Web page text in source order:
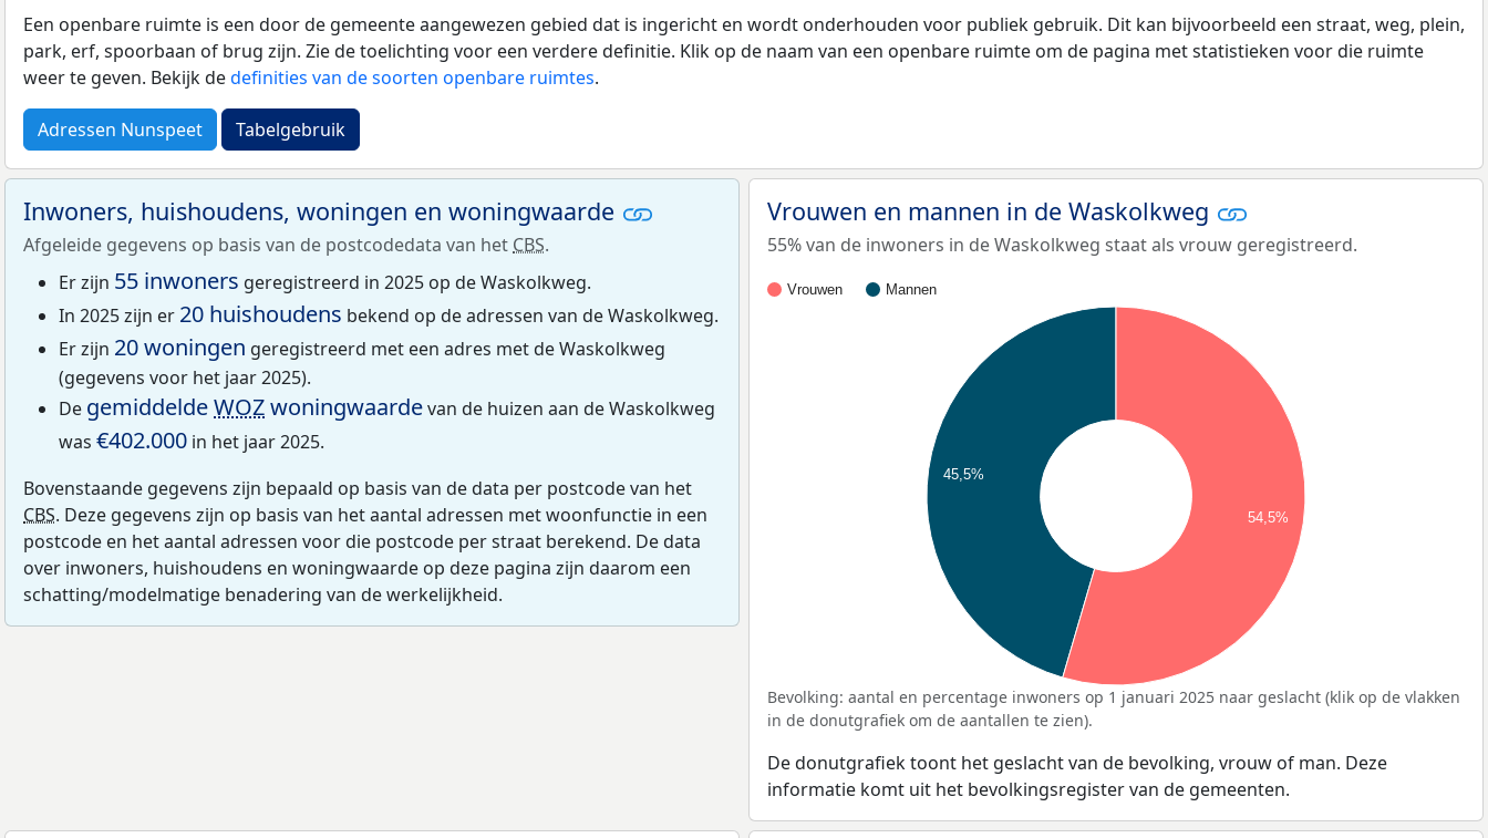
Een openbare ruimte is een door de gemeente aangewezen gebied dat is ingericht en wordt onderhouden voor publiek gebruik. Dit kan bijvoorbeeld een straat, weg, plein,
park, erf, spoorbaan of brug zijn. Zie de toelichting voor een verdere definitie. Klik op de naam van een openbare ruimte om de pagina met statistieken voor die ruimte
weer te geven. Bekijk dedefinities van de soorten openbare ruimtes.
Adressen Nunspeet Tabelgebruik
Inwoners, huishoudens, woningen en woningwaarde
Afgeleide gegevens op basis van de postcodedata van het CBS.
Er zijn 55 inwoners geregistreerd in 2025 op de Waskolkweg.
In 2025 zijn er 20 huishoudens bekend op de adressen van de Waskolkweg.
Er zijn 20 woningen geregistreerd met een adres met de Waskolkweg
(gegevens voor het jaar 2025).
De gemiddeldeWOZwoningwaardevan de huizen aan de Waskolkweg
was €402.000 in het jaar 2025.
Bovenstaande gegevens zijn bepaald op basis van de data per postcode van het
CBS. Deze gegevens zijn op basis van het aantal adressen met woonfunctie in een
postcode en het aantal adressen voor die postcode per straat berekend. De data
over inwoners, huishoudens en woningwaarde op deze pagina zijn daarom een
schatting/modelmatige benadering van de werkelijkheid.
Vrouwen en mannen in de Waskolkweg
55% van de inwoners in de Waskolkweg staat als vrouw geregistreerd.
Vrouwen Mannen
45,5%
54,5%
Bevolking: aantal en percentage inwoners op 1 januari 2025 naar geslacht (klik op de vlakken
in de donutgrafiek om de aantallen te zien).
De donutgrafiek toont het geslacht van de bevolking, vrouw of man. Deze
informatie komt uit het bevolkingsregister van de gemeenten.